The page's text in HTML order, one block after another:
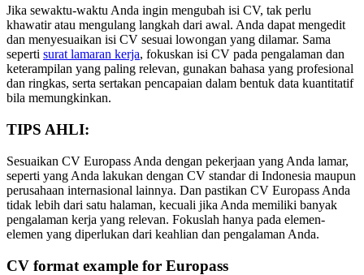
Jika sewaktu-waktu Anda ingin mengubah isi CV, tak perlu
khawatir atau mengulang langkah dari awal. Anda dapat mengedit
dan menyesuaikan isi CV sesuai lowongan yang dilamar. Sama
seperti surat lamaran kerja, fokuskan isi CV pada pengalaman dan
keterampilan yang paling relevan, gunakan bahasa yang profesional
dan ringkas, serta sertakan pencapaian dalam bentuk data kuantitatif
bila memungkinkan.
TIPS AHLI:
Sesuaikan CV Europass Anda dengan pekerjaan yang Anda lamar,
seperti yang Anda lakukan dengan CV standar di Indonesia maupun
perusahaan internasional lainnya. Dan pastikan CV Europass Anda
tidak lebih dari satu halaman, kecuali jika Anda memiliki banyak
pengalaman kerja yang relevan. Fokuslah hanya pada elemen-
elemen yang diperlukan dari keahlian dan pengalaman Anda.
CV format example for Europass